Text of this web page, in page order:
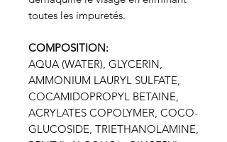
toutes les impuretés.
COMPOSITION:
AQUA (WATER), GLYCERIN,
AMMONIUM LAURYL SULFATE,
COCAMIDOPROPYL BETAINE,
ACRYLATES COPOLYMER, COCO-
GLUCOSIDE, TRIETHANOLAMINE,